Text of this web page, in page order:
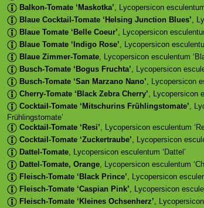
Balkon-Tomate ‘Maskotka’ , Lycopersicon
Blaue Cocktail-Tomate ‘Helsing Junction Blues’ ,
Blaue Tomate ‘Belle Coeur’ , Lycopersicon
Blaue Tomate ‘Indigo Rose’ , Lycopersicon
Blaue Zimmer-Tomate , Lycopersicon esculentum
Busch-Tomate ‘Bogus Fruchta’ , Lycopersicon
Busch-Tomate ‘San Marzano Nano’ , Lycopersicon
Cherry-Tomate ‘Black Zebra Cherry’ , Lycopersicon
Cocktail-Tomate ‘Mitschurins Frühlingstomate’ ,
Frühlingstomate’
Cocktail-Tomate ‘Resi’ , Lycopersicon esculentum
Cocktail-Tomate ‘Zuckertraube’ , Lycopersicon
Dattel-Tomate , Lycopersicon esculentum ‘Dattel’
Dattel-Tomate, Orange , Lycopersicon esculentum
Fleisch-Tomate ‘Black Prince’ , Lycopersicon
Fleisch-Tomate ‘Caspian Pink’ , Lycopersicon
Fleisch-Tomate ‘Kleines Ochsenherz’ ,